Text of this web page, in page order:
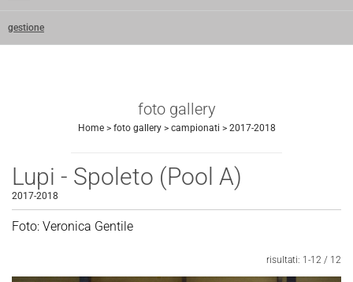
gestione
foto gallery
Home> foto gallery> campionati > 2017-2018
Lupi - Spoleto (Pool A)
2017-2018
Foto: Veronica Gentile
risultati: 1-12 / 12